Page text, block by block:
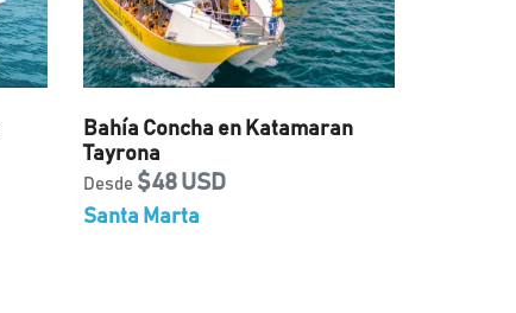
Bahía Concha en Katamaran
Tayrona
Desde $48 USD
Santa Marta